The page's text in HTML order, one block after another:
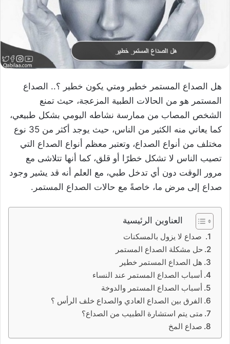
هل الصداع المستمر خطير ومتي يكون خطير ؟.. الصداع
المستمر هو من الحالات الطبية المزعجة، حيث تمنع
الشخص المصاب من ممارسة نشاطه اليومي بشكل طبيعي،
كما يعاني منه الكثير من الناس، حيث يوجد أكثر من 35 نوع
مختلف من أنواع الصداع، وتعتبر معظم أنواع الصداع التي
تصيب الناس لا تشكل خطرًا أو قلق، كما أنها تتلاشى مع
مرور الوقت دون أي تدخل طبي، مع العلم أنه قد يشير وجود
صداع إلى مرض ما، خاصةً مع حالات الصداع المستمر.
العناوين الرئيسية
صداع لا يزول بالمسكنات
حل مشكلة الصداع المستمر
هل الصداع المستمر خطير
أسباب الصداع المستمر عند النساء
أسباب الصداع المستمر والدوخة
الفرق بين الصداع العادي والصداع خلف الرأس ؟
متى يتم استشارة الطبيب من الصداع؟
صداع المخ